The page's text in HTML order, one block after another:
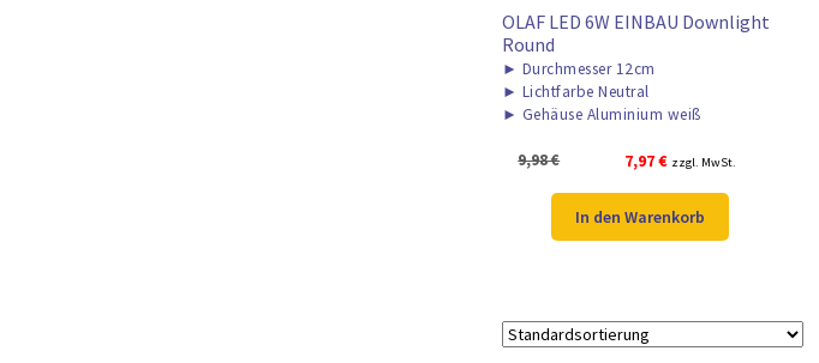
OLAF LED 6W EINBAU Downlight
Round
► Durchmesser 12cm
► Lichtfarbe Neutral
► Gehäuse Aluminium weiß
9,98€
Ursprünglicher
war:
9,98 €
7,97€Aktueller
ist:
7,97 €.
zzgl. MwSt.
In den Warenkorb